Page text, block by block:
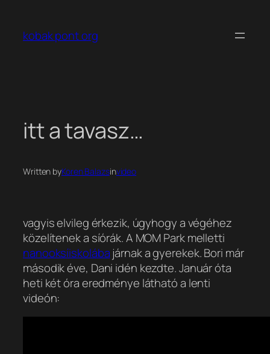
tartalomhoz
kobak pont org
itt a tavasz…
Written byKoren Balazsinvideo
vagyis elvileg érkezik, úgyhogy a végéhez
közelítenek a síórák. A MOM Park melletti
nanooksíiskolába járnak a gyerekek. Bori már
második éve, Dani idén kezdte. Január óta
heti két óra eredménye látható a lenti
videón: